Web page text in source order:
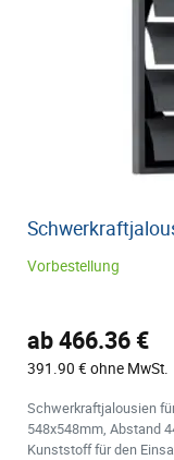
Vorbestellung
ab 466.36 €
391.90 € ohne MwSt.
Schwerkraftjalousien
548x548mm, Abstand
Kunststoff für den